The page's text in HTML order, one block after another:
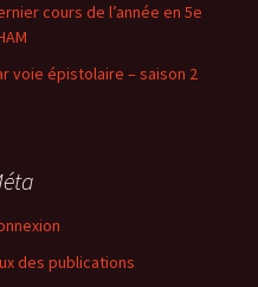
cours de l’année en 5e
voie épistolaire – saison 2
des publications